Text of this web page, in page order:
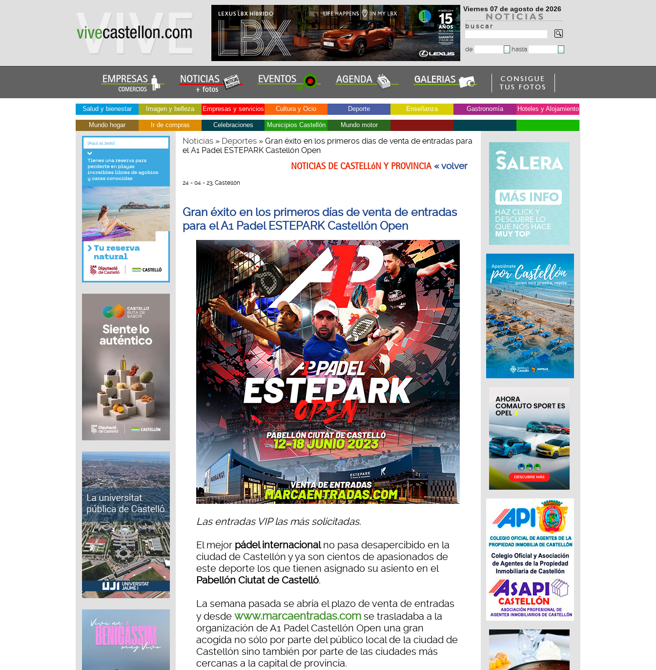
Viernes 07 de agosto de 2026
b u s c a r
de hasta
Salud y bienestar Imagen y belleza Empresas y servicios Cultura y Ocio Deporte Enseñanza Gastronomía Hoteles y Alojamiento
Mundo hogar Ir de compras Celebraciones Municipios Castellón Mundo motor
Noticias» Deportes» Gran éxito en los primeros días de venta de entradas para
el A1 Padel ESTEPARK Castellón Open
NOTICIAS DE CASTELLóN Y PROVINCIA« volver
24 - 04 - 23, Castellón
Gran éxito en los primeros días de venta de entradas
para el A1 Padel ESTEPARK Castellón Open
Las entradas VIP las más solicitadas.
El mejor pádel internacionalno pasa desapercibido en la
ciudad de Castellón y ya son cientos de apasionados de
este deporte los que tienen asignado su asiento en el
Pabellón Ciutat de Castelló.
La semana pasada se abría el plazo de venta de entradas
y desde www.marcaentradas.com se trasladaba a la
organización de A1 Padel Castellón Open una gran
acogida no sólo por parte del público local de la ciudad de
Castellón sino también por parte de las ciudades más
cercanas a la capital de provincia.